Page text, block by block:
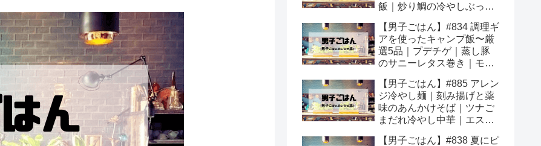
飯｜炒り鯛の冷やしぶっか
かけ飯
【男子ごはん】#834 調理ギ
アを使ったキャンプ飯〜厳
選5品｜プデチゲ｜蒸し豚
のサニーレタス巻き｜モッ
マトのアヒージョ｜せせり
ポン酢｜きのこクリームハ
ンバーグ
【男子ごはん】#885 アレン
ジ冷やし麺｜刻み揚げと薬
味のあんかけそば｜ツナご
まだれ冷やし中華｜エスニ
【男子ごはん】#838 夏にピ